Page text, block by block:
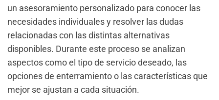
un asesoramiento personalizado para conocer las
necesidades individuales y resolver las dudas
relacionadas con las distintas alternativas
disponibles. Durante este proceso se analizan
aspectos como el tipo de servicio deseado, las
opciones de enterramiento o las características que
mejor se ajustan a cada situación.